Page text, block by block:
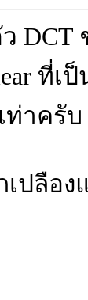
ที่เ
ท่าครับ
เปลือ